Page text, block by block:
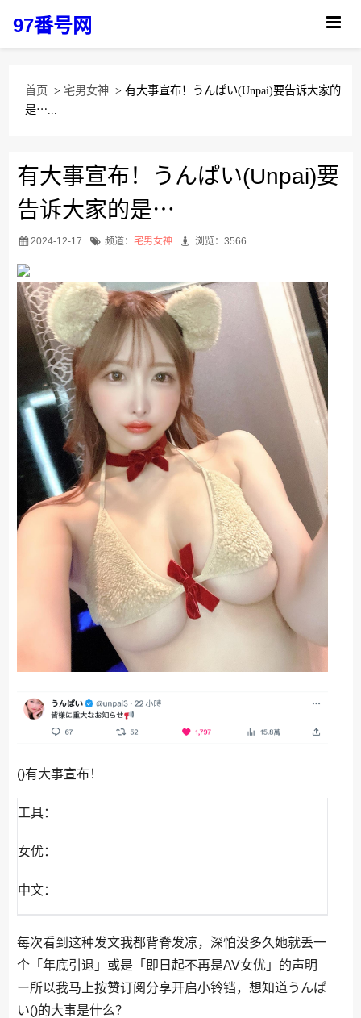
97番号网
首页 >宅男女神 > 有大事宣布！うんぱい(Unpai)要告诉大家的
是⋯...
有大事宣布！うんぱい(Unpai)要
告诉大家的是⋯
2024-12-17 频道： 宅男女神 浏览：3566
()有大事宣布！
工具：
女优：
中文：
每次看到这种发文我都背脊发凉，深怕没多久她就丢一
个「年底引退」或是「即日起不再是AV女优」的声明
ー所以我马上按赞订阅分享开启小铃铛，想知道うんぱ
い()的大事是什么？